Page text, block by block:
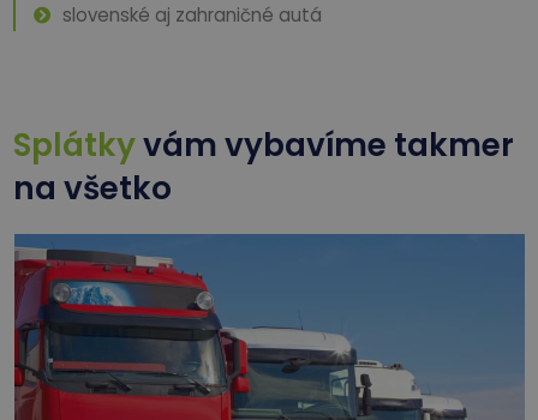
slovenské aj zahraničné autá
Splátkyvám vybavíme takmer
na všetko